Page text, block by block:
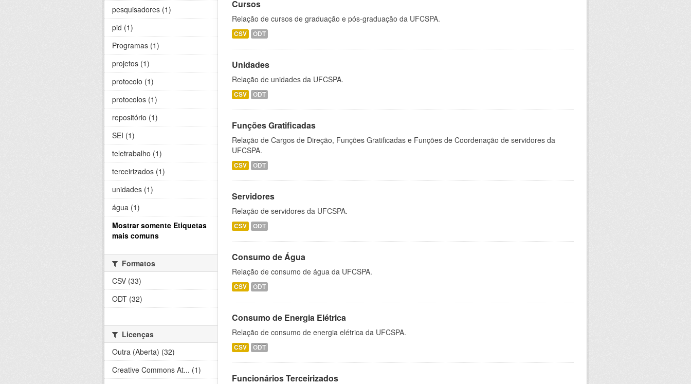
Cursos
Relação de cursos de graduação e pós-graduação da UFCSPA.
CSV ODT
Unidades
Relação de unidades da UFCSPA.
CSV ODT
Funções Gratificadas
Relação de Cargos de Direção, Funções Gratificadas e Funções de Coordenação de servidores da
UFCSPA.
CSV ODT
Servidores
Relação de servidores da UFCSPA.
CSV ODT
Consumo de Água
Relação de consumo de água da UFCSPA.
CSV ODT
Consumo de Energia Elétrica
Relação de consumo de energia elétrica da UFCSPA.
CSV ODT
Funcionários Terceirizados
pesquisadores (1)
pid (1)
Programas (1)
projetos (1)
protocolo (1)
protocolos (1)
repositório (1)
SEI (1)
teletrabalho (1)
terceirizados (1)
unidades (1)
água (1)
Mostrar somente Etiquetas
mais comuns
Formatos
CSV (33)
ODT (32)
Licenças
Outra (Aberta) (32)
Creative Commons At... (1)